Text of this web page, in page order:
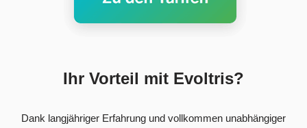
Ihr Vorteil mit Evoltris?
Dank langjähriger Erfahrung und vollkommen unabhängiger